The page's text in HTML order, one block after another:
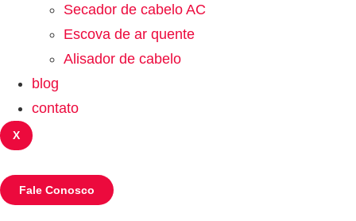
Secador de cabelo AC
Escova de ar quente
Alisador de cabelo
blog
contato
X
Fale Conosco